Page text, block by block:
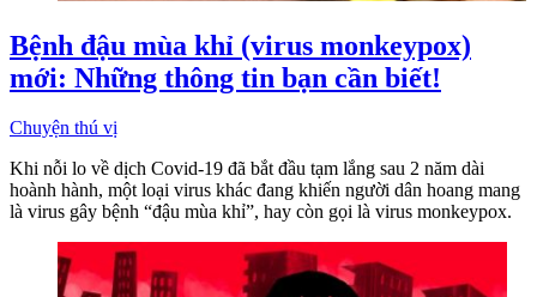
Bệnh đậu mùa khỉ (virus monkeypox)
mới: Những thông tin bạn cần biết!
Chuyện thú vị
Khi nỗi lo về dịch Covid-19 đã bắt đầu tạm lắng sau 2 năm dài
hoành hành, một loại virus khác đang khiến người dân hoang mang
là virus gây bệnh “đậu mùa khỉ”, hay còn gọi là virus monkeypox.